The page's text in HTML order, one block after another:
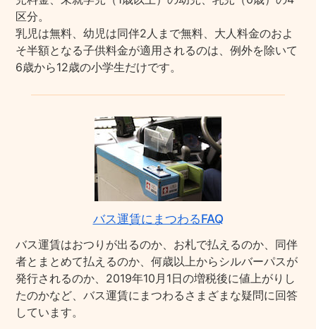
区分。
乳児は無料、幼児は同伴2人まで無料、大人料金のおよ
そ半額となる子供料金が適用されるのは、例外を除いて
6歳から12歳の小学生だけです。
バス運賃にまつわるFAQ
バス運賃はおつりが出るのか、お札で払えるのか、同伴
者とまとめて払えるのか、何歳以上からシルバーパスが
発行されるのか、2019年10月1日の増税後に値上がりし
たのかなど、バス運賃にまつわるさまざまな疑問に回答
しています。